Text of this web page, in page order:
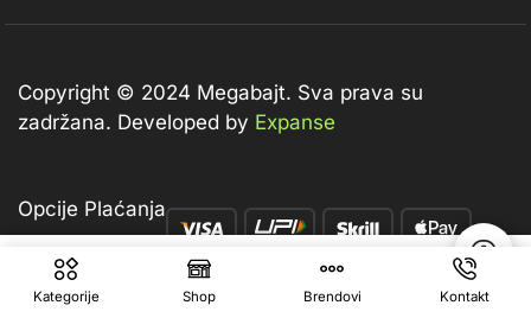
KM Dodaj U Korpu
Kategorije Shop Brendovi Kontakt
Copyright © 2024 Megabajt. Sva prava su
zadržana. Developed by Expanse
Opcije Plaćanja